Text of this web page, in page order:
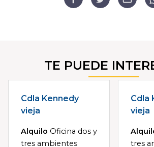
TE PUEDE
Cdla Kennedy
vieja
Alquilo Oficina dos y
tres ambientes
Cdla
vieja
tres